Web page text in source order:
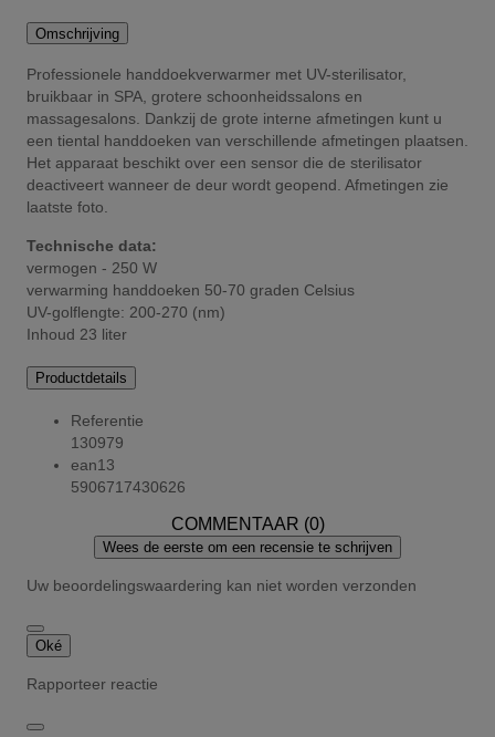
Omschrijving
Professionele handdoekverwarmer met UV-sterilisator,
bruikbaar in SPA, grotere schoonheidssalons en
massagesalons. Dankzij de grote interne afmetingen kunt u
een tiental handdoeken van verschillende afmetingen plaatsen.
Het apparaat beschikt over een sensor die de sterilisator
deactiveert wanneer de deur wordt geopend. Afmetingen zie
laatste foto.
Technische data:
vermogen - 250 W
verwarming handdoeken 50-70 graden Celsius
UV-golflengte: 200-270 (nm)
Inhoud 23 liter
Productdetails
Referentie
130979
ean13
5906717430626
COMMENTAAR (0)
Wees de eerste om een recensie te schrijven
Uw beoordelingswaardering kan niet worden verzonden
Oké
Rapporteer reactie